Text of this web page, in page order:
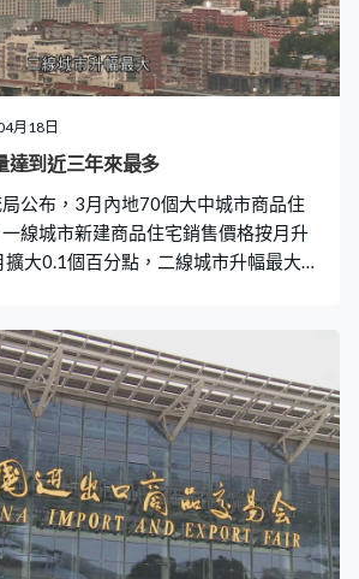
月18日
達到近三年來最多
局公布，3月內地70個大中城市商品住
線城市新建商品住宅銷售價格按月升
大0.1個百分點，二線城市升幅最大，
客滾船」，近日在廣州南沙啟航。
大利，在地中海沿岸的意大利熱那
窩那之間的航線運營。